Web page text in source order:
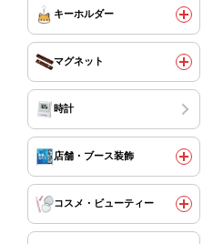
キーホルダー
マグネット
時計
店舗・ブース装飾
コスメ・ビューティー